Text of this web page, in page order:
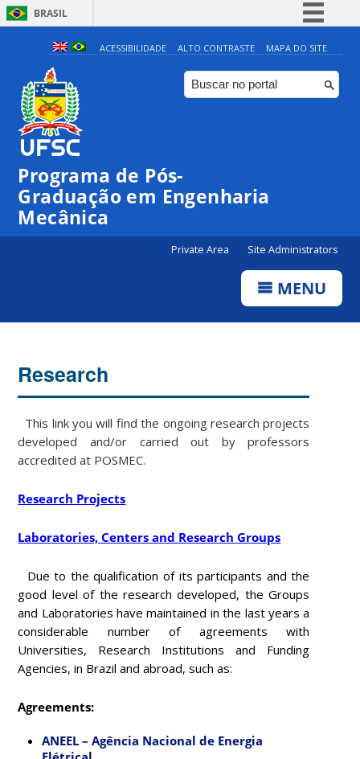
BRASIL
Simplifique!
Comunica BR
Participe
ACESSIBILIDADE ALTO CONTRASTE MAPA DO SITE
Programa de Pós-
Graduação em Engenharia
Mecânica
Private Area Site Administrators
MENU
Research
This link you will find the ongoing research projects
developed and/or carried out by professors
accredited at POSMEC.
Research Projects
Laboratories, Centers and Research Groups
Due to the qualification of its participants and the
good level of the research developed, the Groups
and Laboratories have maintained in the last years a
considerable number of agreements with
Universities, Research Institutions and Funding
Agencies, in Brazil and abroad, such as:
Agreements:
ANEEL – Agência Nacional de Energia